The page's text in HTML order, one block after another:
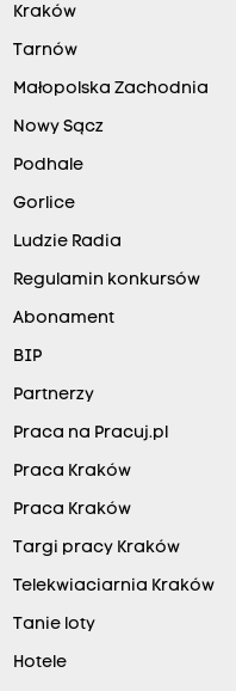
Kraków
Tarnów
Małopolska Zachodnia
Nowy Sącz
Podhale
Gorlice
Ludzie Radia
Regulamin konkursów
Abonament
BIP
Partnerzy
Praca na Pracuj.pl
Praca Kraków
Praca Kraków
Targi pracy Kraków
Telekwiaciarnia Kraków
Tanie loty
Hotele